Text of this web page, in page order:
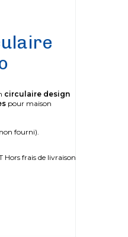
circulaire design
pour maison
fourni).
Hors frais de livraison